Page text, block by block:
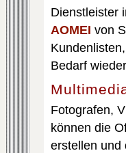
Dienstleister
AOMEI von
Bedarf
Fotografen,
können die
erstellen und